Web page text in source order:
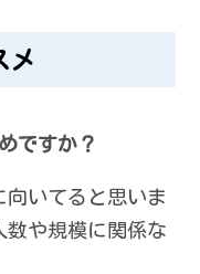
メ
ですか？
いてると思いま
数や規模に関係な